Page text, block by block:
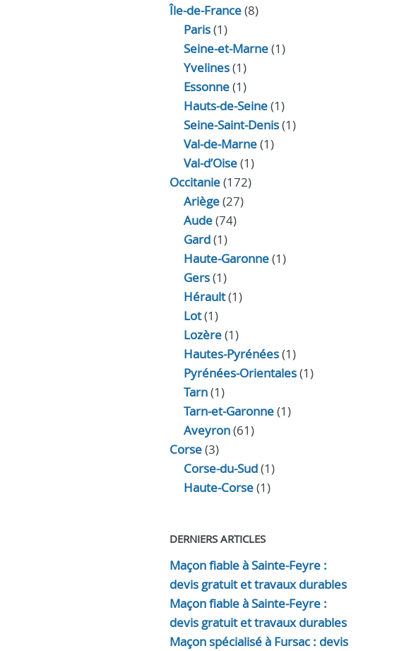
Île-de-France(8)
Paris(1)
Seine-et-Marne(1)
Yvelines(1)
Essonne(1)
Hauts-de-Seine(1)
Seine-Saint-Denis(1)
Val-de-Marne(1)
Val-d’Oise(1)
Occitanie(172)
Ariège(27)
Aude(74)
Gard(1)
Haute-Garonne(1)
Gers(1)
Hérault(1)
Lot(1)
Lozère(1)
Hautes-Pyrénées(1)
Pyrénées-Orientales(1)
Tarn(1)
Tarn-et-Garonne(1)
Aveyron(61)
Corse(3)
Corse-du-Sud(1)
Haute-Corse(1)
DERNIERS ARTICLES
Maçon fiable à Sainte-Feyre :
devis gratuit et travaux durables
Maçon fiable à Sainte-Feyre :
devis gratuit et travaux durables
Maçon spécialisé à Fursac : devis